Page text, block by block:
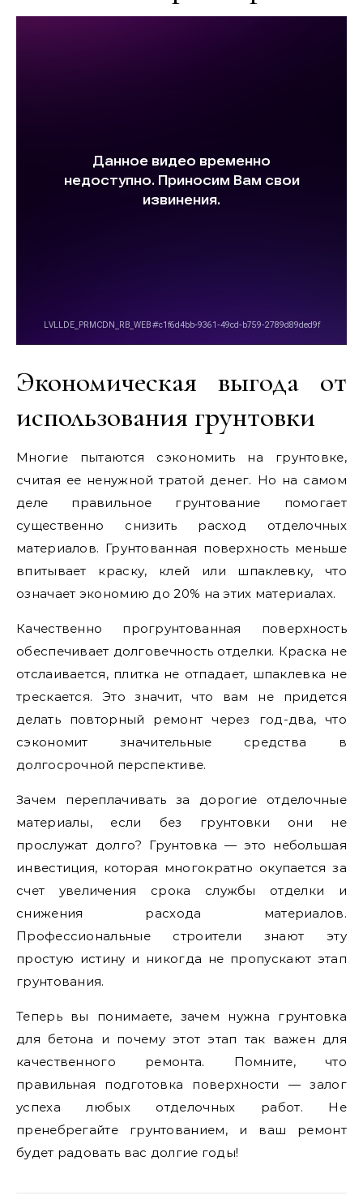
Экономическая выгода от
использования грунтовки
Многие пытаются сэкономить на грунтовке,
считая ее ненужной тратой денег. Но на самом
деле правильное грунтование помогает
существенно снизить расход отделочных
материалов. Грунтованная поверхность меньше
впитывает краску, клей или шпаклевку, что
означает экономию до 20% на этих материалах.
Качественно прогрунтованная поверхность
обеспечивает долговечность отделки. Краска не
отслаивается, плитка не отпадает, шпаклевка не
трескается. Это значит, что вам не придется
делать повторный ремонт через год-два, что
сэкономит значительные средства в
долгосрочной перспективе.
Зачем переплачивать за дорогие отделочные
материалы, если без грунтовки они не
прослужат долго? Грунтовка — это небольшая
инвестиция, которая многократно окупается за
счет увеличения срока службы отделки и
снижения расхода материалов.
Профессиональные строители знают эту
простую истину и никогда не пропускают этап
грунтования.
Теперь вы понимаете, зачем нужна грунтовка
для бетона и почему этот этап так важен для
качественного ремонта. Помните, что
правильная подготовка поверхности — залог
успеха любых отделочных работ. Не
пренебрегайте грунтованием, и ваш ремонт
будет радовать вас долгие годы!